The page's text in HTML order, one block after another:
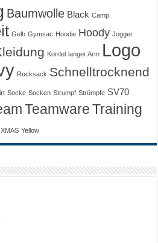
Baumwolle Black Camp
Gelb Gymsac Hoodie Hoody Jogger
Kordel langer Arm Logo
Rucksack Schnelltrocknend
Socke Socken Strumpf Strümpfe SV70
Teamware Training
XMAS Yellow
€